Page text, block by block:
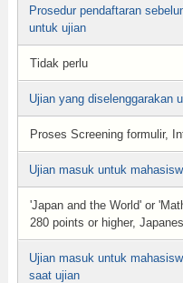
Prosedur pendaftaran
untuk ujian
Tidak perlu
Ujian yang diselenggarakan
Proses Screening formulir,
Ujian masuk untuk
'Japan and the World' or
280 points or higher,
Ujian masuk untuk
saat ujian